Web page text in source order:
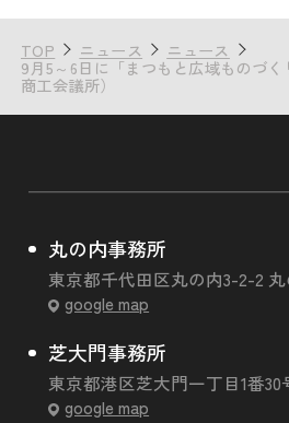
TOP ニュース ニュース
9月5～6日に「まつもと広域ものづ
商工会議所）
丸の内事務所
東京都千代田区丸の内3-2-2
google map
芝大門事務所
東京都港区芝大門一丁目1番
google map